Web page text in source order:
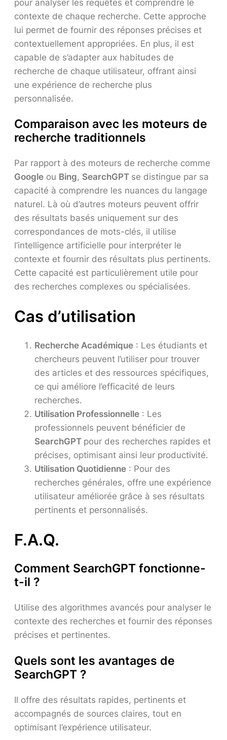
pour analyser les requêtes et comprendre le
contexte de chaque recherche. Cette approche
lui permet de fournir des réponses précises et
contextuellement appropriées. En plus, il est
capable de s’adapter aux habitudes de
recherche de chaque utilisateur, offrant ainsi
une expérience de recherche plus
personnalisée.
Comparaison avec les moteurs de
recherche traditionnels
Par rapport à des moteurs de recherche comme
Google ou Bing, SearchGPT se distingue par sa
capacité à comprendre les nuances du langage
naturel. Là où d’autres moteurs peuvent offrir
des résultats basés uniquement sur des
correspondances de mots-clés, il utilise
l’intelligence artificielle pour interpréter le
contexte et fournir des résultats plus pertinents.
Cette capacité est particulièrement utile pour
des recherches complexes ou spécialisées.
Cas d’utilisation
Recherche Académique : Les étudiants et
chercheurs peuvent l’utiliser pour trouver
des articles et des ressources spécifiques,
ce qui améliore l’efficacité de leurs
recherches.
Utilisation Professionnelle : Les
professionnels peuvent bénéficier de
SearchGPT pour des recherches rapides et
précises, optimisant ainsi leur productivité.
Utilisation Quotidienne : Pour des
recherches générales, offre une expérience
utilisateur améliorée grâce à ses résultats
pertinents et personnalisés.
F.A.Q.
Comment SearchGPT fonctionne-
t-il ?
Utilise des algorithmes avancés pour analyser le
contexte des recherches et fournir des réponses
précises et pertinentes.
Quels sont les avantages de
SearchGPT ?
Il offre des résultats rapides, pertinents et
accompagnés de sources claires, tout en
optimisant l’expérience utilisateur.